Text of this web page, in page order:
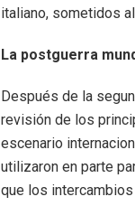
italiano, sometidos
La postguerra
Después de la
revisión de los
escenario
utilizaron en parte
que los